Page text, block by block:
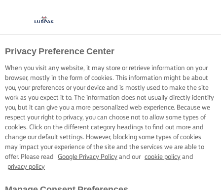
Privacy Preference Center
When you visit any website, it may store or retrieve information on your
browser, mostly in the form of cookies. This information might be about
you, your preferences or your device and is mostly used to make the site
work as you expect it to. The information does not usually directly identify
you, but it can give you a more personalized web experience. Because we
respect your right to privacy, you can choose not to allow some types of
cookies. Click on the different category headings to find out more and
change our default settings. However, blocking some types of cookies
may impact your experience of the site and the services we are able to
offer. Please read
Google Privacy Policy and our cookie policy and
privacy policy